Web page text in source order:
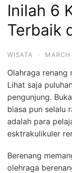
Inilah 6
Terbaik
WISATA ·
Olahraga renang
Lihat saja
pengunjung.
biasa pun selalu
adalah para
esktrakulikuler
Berenang
olehraga